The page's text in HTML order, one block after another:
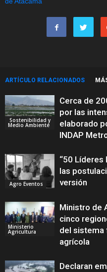
ARTÍCULO RELACIONADOS
Sostenibilidad y
Medio Ambiente
Cerca de
por las
elaborado
INDAP
Agro Eventos
“50 Líderes
las
versión
Ministerio
Agricultura
Ministro de
cinco
del sistema
agrícola
Declaran